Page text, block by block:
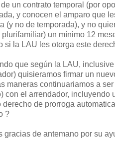
un contrato temporal (por
y conocen el amparo que
(y no de temporada), y no
un mínimo 12
si la LAU les otorga este
que según la LAU,
quisieramos firmar un
maneras continuariamos a
con el arrendador,
derecho de prorroga
?
gracias de antemano por su